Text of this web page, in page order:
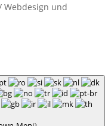
Webdesign und